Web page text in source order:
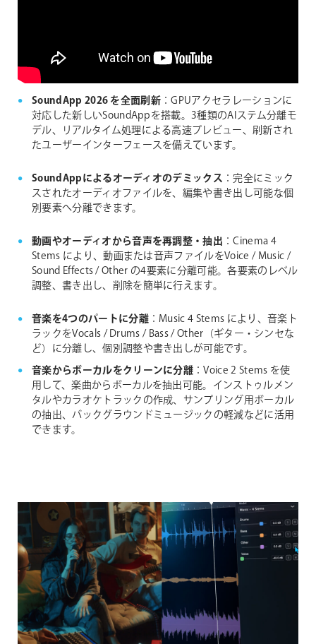
SoundApp 2026 を全面刷新 ：GPUアクセラレーションに
対応した新しいSoundAppを搭載。3種類のAIステム分離モ
デル、リアルタイム処理による高速プレビュー、刷新され
たユーザーインターフェースを備えています。
SoundAppによるオーディオのデミックス ：完全にミック
スされたオーディオファイルを、編集や書き出し可能な個
別要素へ分離できます。
動画やオーディオから音声を再調整・抽出 ：Cinema 4
Stems により、動画または音声ファイルをVoice / Music /
Sound Effects / Other の4要素に分離可能。各要素のレベル
調整、書き出し、削除を簡単に行えます。
音楽を4つのパートに分離：Music 4 Stems により、音楽ト
ラックをVocals / Drums / Bass / Other（ギター・シンセな
ど）に分離し、個別調整や書き出しが可能です。
音楽からボーカルをクリーンに分離 ：Voice 2 Stems を使
用して、楽曲からボーカルを抽出可能。インストゥルメン
タルやカラオケトラックの作成、サンプリング用ボーカル
の抽出、バックグラウンドミュージックの軽減などに活用
できます。